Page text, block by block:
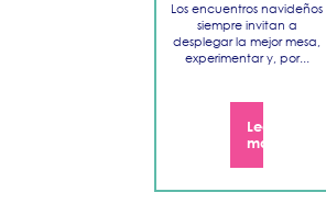
Octubre
Septiembre
Agosto
Julio
Los encuentros navideños
siempre invitan a
desplegar la mejor mesa,
experimentar y, por...
Leer
más